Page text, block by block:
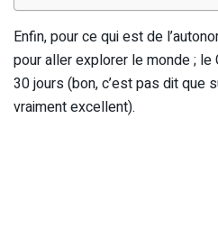
Enfin, pour ce qui est de
pour aller explorer le monde ;
30 jours (bon, c’est pas dit que
vraiment excellent).